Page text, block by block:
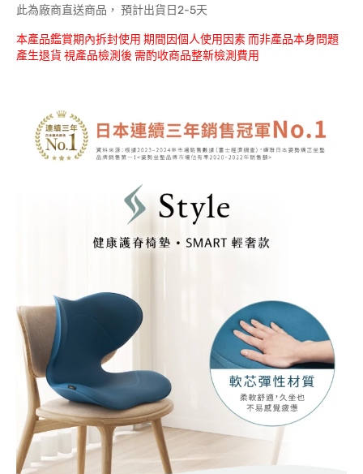
此為廠商直送商品， 預計出貨日2-5天
本產品鑑賞期內拆封使用 期間因個人使用因素 而非產品本身問題
產生退貨 視產品檢測後 需酌收商品整新檢測費用